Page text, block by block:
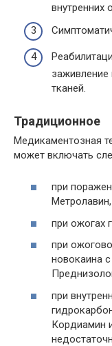
внутренних
тканей.
Традиционное
Медикаментозная
может включать
при
при ожогах
при
новокаина
при
Кордиамин